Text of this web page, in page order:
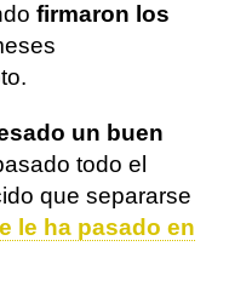
firmaron los
un buen
todo el
que separarse
le ha pasado en